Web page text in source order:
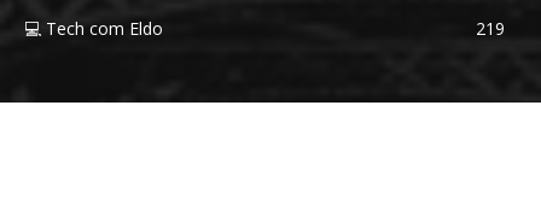
💻 Tech com Eldo
219